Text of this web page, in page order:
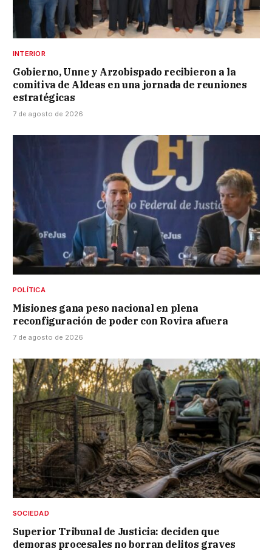
INTERIOR
Gobierno, Unne y Arzobispado recibieron a la
comitiva de Aldeas en una jornada de reuniones
estratégicas
7 de agosto de 2026
POLÍTICA
Misiones gana peso nacional en plena
reconfiguración de poder con Rovira afuera
7 de agosto de 2026
SOCIEDAD
Superior Tribunal de Justicia: deciden que
demoras procesales no borran delitos graves